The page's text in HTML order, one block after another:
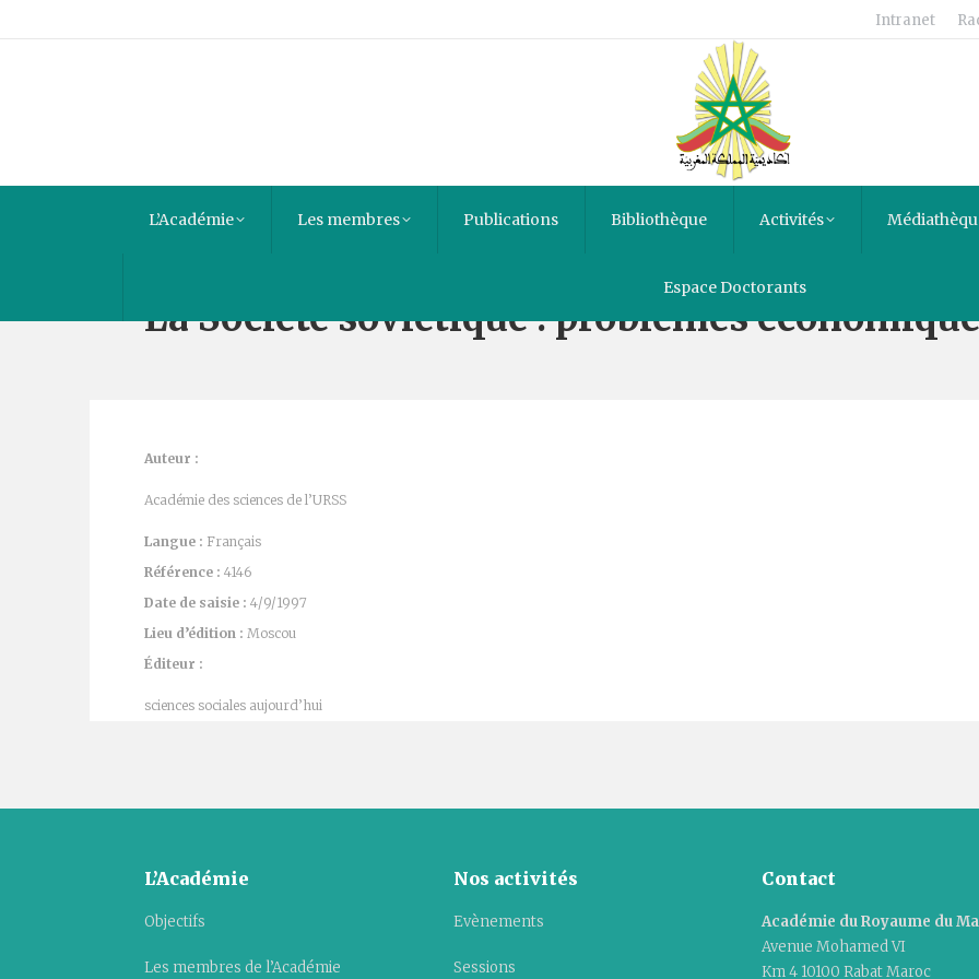
Intranet
L’Académie Les membres Publications Bibliothèque Activités
Espace Doctorants
La Société soviétique : problèmes
Auteur :
Académie des sciences de l’URSS
Langue : Français
Référence : 4146
Date de saisie : 4/9/1997
Lieu d’édition : Moscou
Éditeur :
sciences sociales aujourd’hui
L’Académie
Objectifs
Les membres de l’Académie
Nos activités
Evènements
Sessions
Contact
Académie du Royaume du
Avenue Mohamed VI
Km 4 10100 Rabat Maroc